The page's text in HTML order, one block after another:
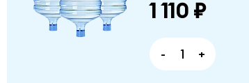
1 110 ₽
- +